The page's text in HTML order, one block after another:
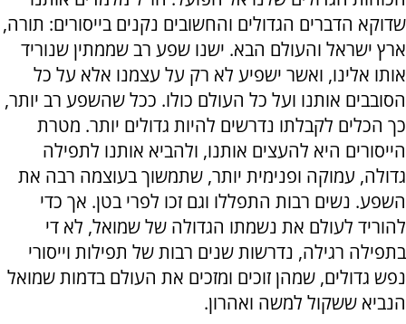
שדוקא הדברים הגדולים והחשובים נקנים בייסורים: תורה,
ארץ ישראל והעולם הבא. ישנו שפע רב שממתין שנוריד
אותו אלינו, ואשר ישפיע לא רק על עצמנו אלא על כל
הסובבים אותנו ועל כל העולם כולו. ככל שהשפע רב יותר,
כך הכלים לקבלתו נדרשים להיות גדולים יותר. מטרת
הייסורים היא להעצים אותנו, ולהביא אותנו לתפילה
גדולה, עמוקה ופנימית יותר, שתמשוך בעוצמה רבה את
השפע. נשים רבות התפללו וגם זכו לפרי בטן. אך כדי
להוריד לעולם את נשמתו הגדולה של שמואל, לא די
בתפילה רגילה, נדרשות שנים רבות של תפילות וייסורי
נפש גדולים, שמהן זוכים ומזכים את העולם בדמות שמואל
הנביא ששקול למשה ואהרון.